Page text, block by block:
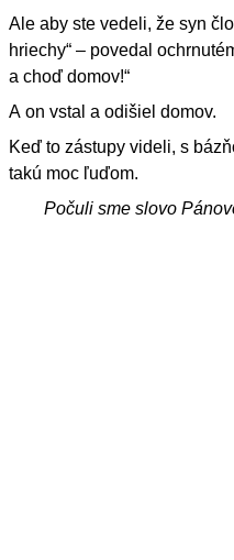
Ale aby ste vedeli, že syn
hriechy“ – povedal
a choď domov!“
A on vstal a odišiel domov.
Keď to zástupy videli, s
takú moc ľuďom.
Počuli sme slovo